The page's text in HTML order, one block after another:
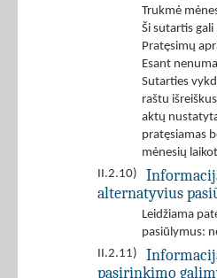
Trukmė
Ši sutartis
Pratęsimų
Esant
Sutarties
raštu
aktų
pratęsiamas
mėnesių
II.2.10)
alternatyvius
Leidžiama
pasiūlymus:
II.2.11)
pasirinkimo